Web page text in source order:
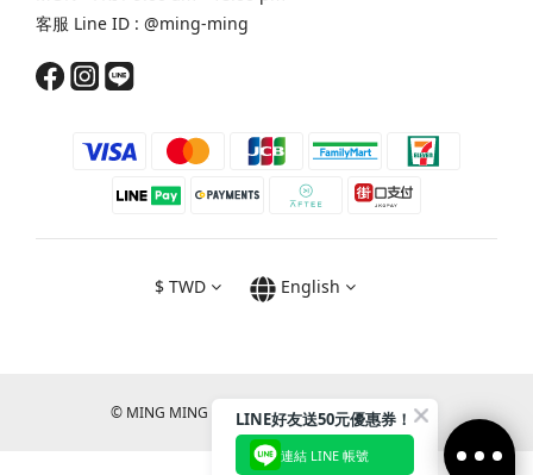
客服 Line ID : @ming-ming
$ TWD English
© MING MING CO., LTD. All RIGHTS RESERVED.
LINE好友送50元優惠券！
連結 LINE 帳號